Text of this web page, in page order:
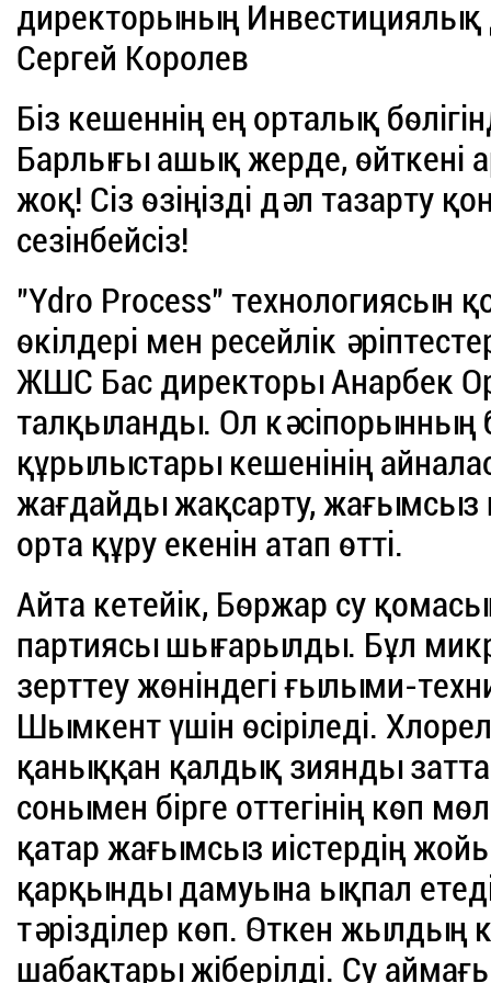
директорының Инвестициялық
Сергей Королев
Біз кешеннің ең орталық
Барлығы ашық жерде, өйткені
жоқ! Сіз өзіңізді дәл тазарту
сезінбейсіз!
"Ydro Process" технологиясын
өкілдері мен ресейлік
ЖШС Бас директоры Анарбек
талқыланды. Ол кәсіпорынның
құрылыстары кешенінің
жағдайды жақсарту, жағымсыз
орта құру екенін атап өтті.
Айта кетейік, Бөржар су
партиясы шығарылды. Бұл
зерттеу жөніндегі ғылыми-
Шымкент үшін өсіріледі.
қаныққан қалдық зиянды
сонымен бірге оттегінің көп
қатар жағымсыз иістердің
қарқынды дамуына ықпал
тәрізділер көп. Өткен жылдың
шабақтары жіберілді. Су